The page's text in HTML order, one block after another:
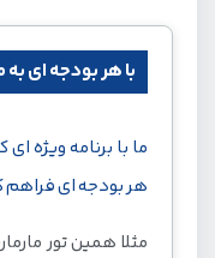
با هر بودجه ای
ما با برنامه ویژه
هر بودجه ای فراهم
مثلا همین تور